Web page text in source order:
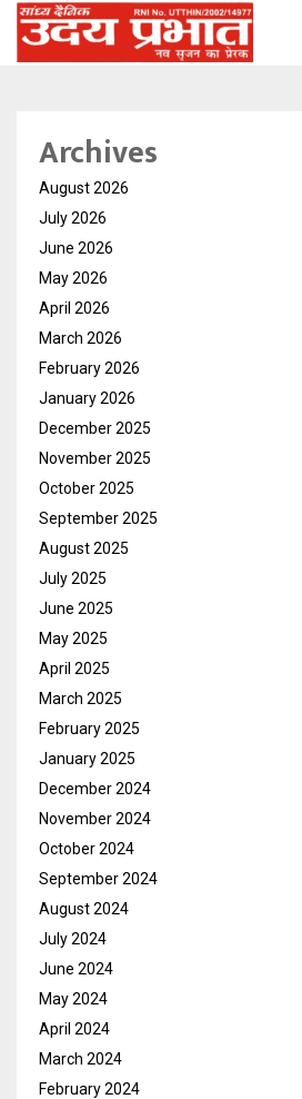
Archives
August 2026
July 2026
June 2026
May 2026
April 2026
March 2026
February 2026
January 2026
December 2025
November 2025
October 2025
September 2025
August 2025
July 2025
June 2025
May 2025
April 2025
March 2025
February 2025
January 2025
December 2024
November 2024
October 2024
September 2024
August 2024
July 2024
June 2024
May 2024
April 2024
March 2024
February 2024